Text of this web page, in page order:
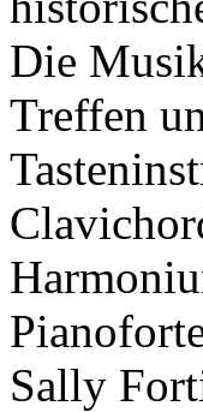
Die
Treffen
Sally